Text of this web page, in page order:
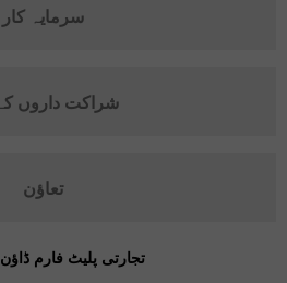
سرمایہ کار
شراکت داروں
تعاؤن
تجارتی پلیٹ فارم